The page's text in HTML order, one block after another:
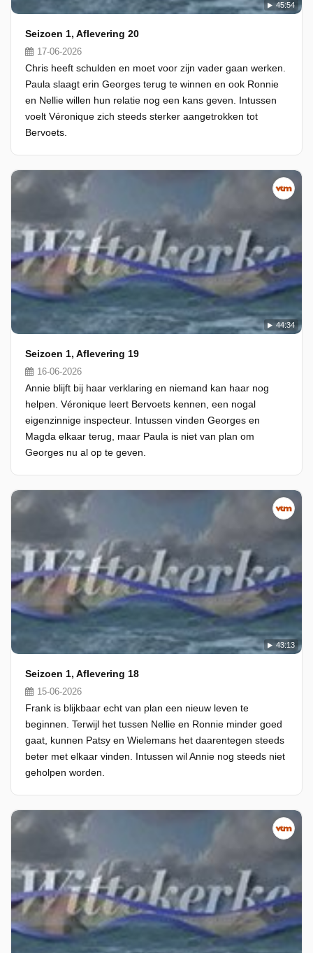
45:54
Seizoen 1, Aflevering 20
17-06-2026
Chris heeft schulden en moet voor zijn vader gaan werken.
Paula slaagt erin Georges terug te winnen en ook Ronnie
en Nellie willen hun relatie nog een kans geven. Intussen
voelt Véronique zich steeds sterker aangetrokken tot
Bervoets.
44:34
Seizoen 1, Aflevering 19
16-06-2026
Annie blijft bij haar verklaring en niemand kan haar nog
helpen. Véronique leert Bervoets kennen, een nogal
eigenzinnige inspecteur. Intussen vinden Georges en
Magda elkaar terug, maar Paula is niet van plan om
Georges nu al op te geven.
43:13
Seizoen 1, Aflevering 18
15-06-2026
Frank is blijkbaar echt van plan een nieuw leven te
beginnen. Terwijl het tussen Nellie en Ronnie minder goed
gaat, kunnen Patsy en Wielemans het daarentegen steeds
beter met elkaar vinden. Intussen wil Annie nog steeds niet
geholpen worden.